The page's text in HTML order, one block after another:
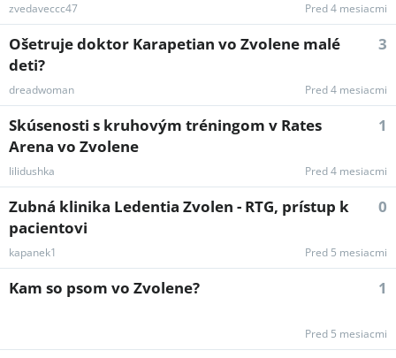
zvedaveccc47 Pred 4 mesiacmi
Ošetruje doktor Karapetian vo Zvolene malé
deti?
3
dreadwoman Pred 4 mesiacmi
Skúsenosti s kruhovým tréningom v Rates
Arena vo Zvolene
1
lilidushka Pred 4 mesiacmi
Zubná klinika Ledentia Zvolen - RTG, prístup k
pacientovi
0
kapanek1 Pred 5 mesiacmi
Kam so psom vo Zvolene? 1
Pred 5 mesiacmi